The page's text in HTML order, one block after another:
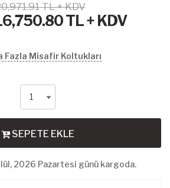
TL + KDV
TL + KDV
Fazla Misafir Koltukları
SEPETE EKLE
2026 Pazartesi günü kargoda.